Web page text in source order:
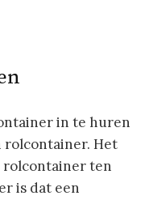
in te huren
rolcontainer. Het
rolcontainer ten
is dat een